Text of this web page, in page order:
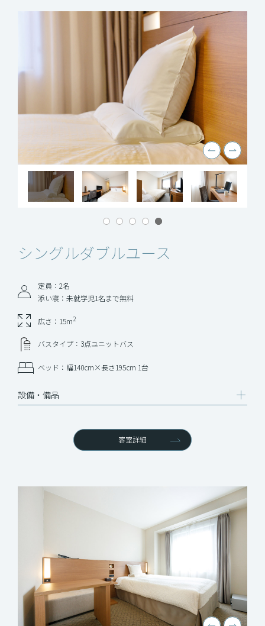
シングルダブルユース
定員：2名
添い寝：未就学児1名まで無料
広さ：15m2
バスタイプ：3点ユニットバス
ベッド：幅140cm×長さ195cm 1台
設備‧備品
客室詳細